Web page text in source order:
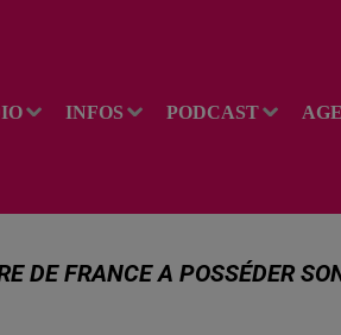
INFOS PODCAST
DE FRANCE A POSSÉDER